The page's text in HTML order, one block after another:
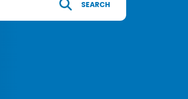
SEARCH